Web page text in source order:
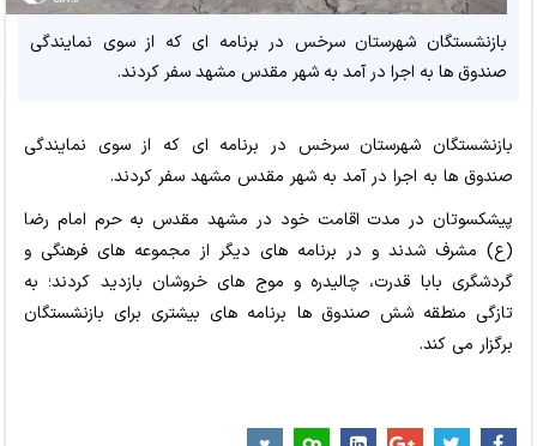
بازنشستگان شهرستان سرخس در برنامه ای که از سوی نمایندگی
صندوق ها به اجرا در آمد به شهر مقدس مشهد سفر کردند.
بازنشستگان شهرستان سرخس در برنامه ای که از سوی نمایندگی
صندوق ها به اجرا در آمد به شهر مقدس مشهد سفر کردند.
پیشکسوتان در مدت اقامت خود در مشهد مقدس به حرم امام رضا
(ع) مشرف شدند و در برنامه های دیگر از مجموعه های فرهنگی و
گردشگری بابا قدرت، چالیدره و موج های خروشان بازدید کردند؛ به
تازگی منطقه شش صندوق ها برنامه های بیشتری برای بازنشستگان
برگزار می کند.